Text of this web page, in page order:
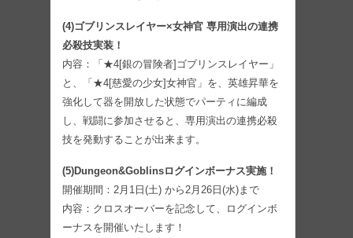
(4)ゴブリンスレイヤー×女神官 専用演出の連携
必殺技実装！
内容：「★4[銀の冒険者]ゴブリンスレイヤー」
と、「★4[慈愛の少女]女神官」を、英雄昇華を
強化して器を開放した状態でパーティに編成
し、戦闘に参加させると、専用演出の連携必殺
技を発動することが出来ます。
(5)Dungeon&Goblinsログインボーナス実施！
開催期間：2月1日(土) から2月26日(水)まで
内容：クロスオーバーを記念して、ログインボ
ーナスを開催いたします！